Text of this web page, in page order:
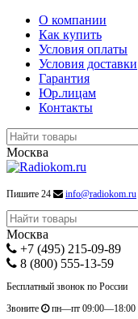
О компании
Как купить
Условия оплаты
Условия доставки
Гарантия
Юр.лицам
Контакты
Москва
Пишите 24 info@radiokom.ru
Москва
+7 (495) 215-09-89
8 (800) 555-13-59
Бесплатный звонок по России
Звоните
пн—пт 09:00—18:00